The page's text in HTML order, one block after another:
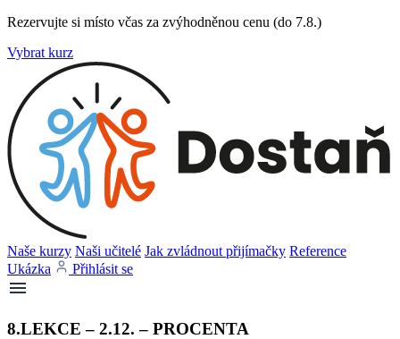
Rezervujte si místo včas za zvýhodněnou cenu (do 7.8.)
Vybrat kurz
Naše kurzy Naši učitelé Jak zvládnout přijímačky Reference
Ukázka
Přihlásit se
8.LEKCE – 2.12. – PROCENTA